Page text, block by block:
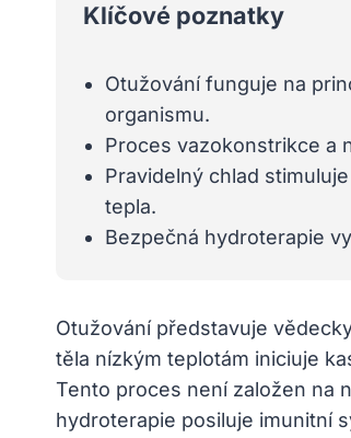
Klíčové poznatky
Otužování funguje na
organismu.
Proces vazokonstrikce a
Pravidelný chlad
tepla.
Bezpečná hydroterapie
Otužování představuje
těla nízkým teplotám iniciuje
Tento proces není založen na
hydroterapie posiluje imunitní